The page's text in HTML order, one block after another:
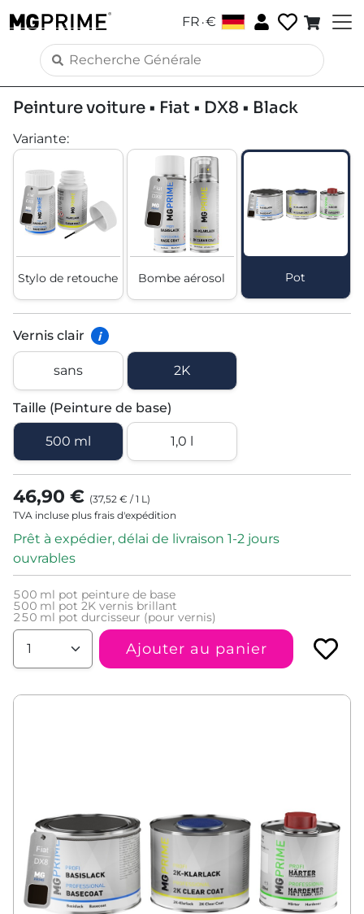
FR .€
Peinture voiture • Fiat • DX8 • Black
Variante:
Stylo de retouche Bombe aérosol Pot
Vernis clair i
sans 2K
Taille (Peinture de base)
500 ml 1,0 l
46,90 € (37,52 € /1 L )
TVA incluse plus frais d'expédition
Prêt à expédier, délai de livraison 1-2 jours
ouvrables
500 ml pot peinture de base
500 ml pot 2K vernis brillant
250 ml pot durcisseur (pour vernis)
Ajouter au panier